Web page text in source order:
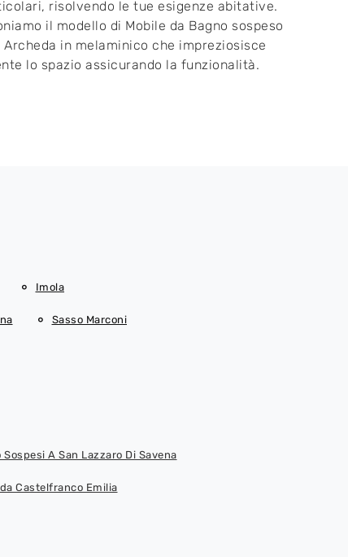
risolvendo le tue esigenze abitative.
il modello di Mobile da Bagno sospeso
Archeda in melaminico che impreziosisce
lo spazio assicurando la funzionalità.
Imola
Sasso Marconi
A San Lazzaro Di Savena
Castelfranco Emilia